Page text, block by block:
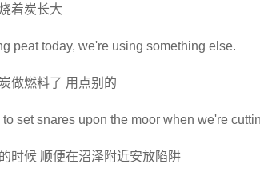
着炭长大
peat today, we're using something else.
做燃料了 用点别的
set snares upon the moor when we're
时候 顺便在沼泽附近安放陷阱